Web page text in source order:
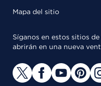
Mapa del sitio
Síganos en estos sitios
abrirán en una nueva